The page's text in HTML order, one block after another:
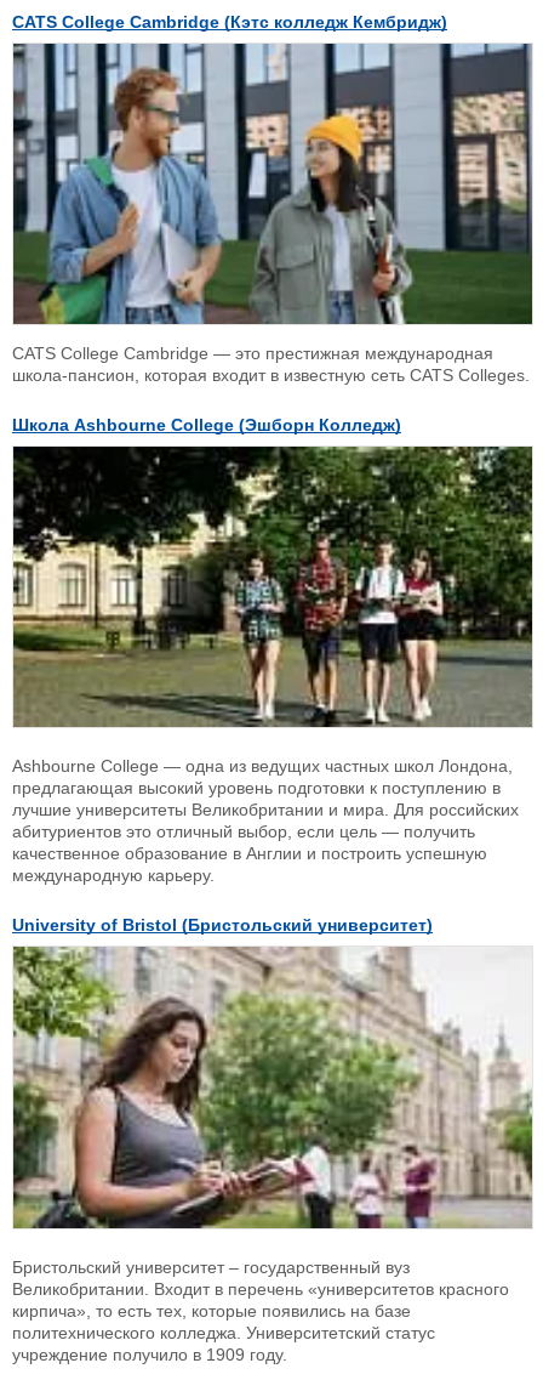
CATS College Cambridge (Кэтс колледж Кембридж)
CATS College Cambridge — это престижная международная
школа-пансион, которая входит в известную сеть CATS Colleges.
Школа Ashbourne College (Эшборн Колледж)
Ashbourne College — одна из ведущих частных школ Лондона,
предлагающая высокий уровень подготовки к поступлению в
лучшие университеты Великобритании и мира. Для российских
абитуриентов это отличный выбор, если цель — получить
качественное образование в Англии и построить успешную
международную карьеру.
University of Bristol (Бристольский университет)
Бристольский университет – государственный вуз
Великобритании. Входит в перечень «университетов красного
кирпича», то есть тех, которые появились на базе
политехнического колледжа. Университетский статус
учреждение получило в 1909 году.